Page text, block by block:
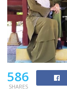
586
SHARES